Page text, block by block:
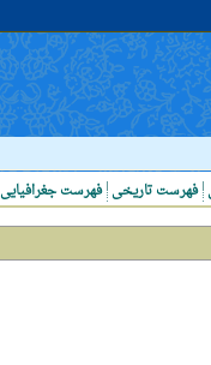
فهرست جغرافیایی فهرست تاریخی